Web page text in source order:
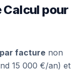
Calcul pour
par facture non
15 000 €/an) et